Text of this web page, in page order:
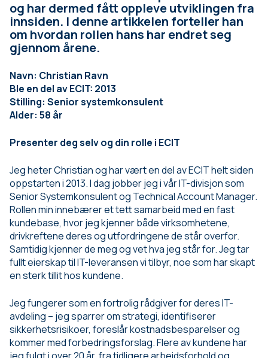
og har dermed fått oppleve utviklingen fra
innsiden. I denne artikkelen forteller han
om hvordan rollen hans har endret seg
gjennom årene.
Navn: Christian Ravn
Ble en del av ECIT: 2013
Stilling: Senior systemkonsulent
Alder: 58 år
Presenter deg selv og din rolle i ECIT
Jeg heter Christian og har vært en del av ECIT helt siden
oppstarten i 2013. I dag jobber jeg i vår IT-divisjon som
Senior Systemkonsulent og Technical Account Manager.
Rollen min innebærer et tett samarbeid med en fast
kundebase, hvor jeg kjenner både virksomhetene,
drivkreftene deres og utfordringene de står overfor.
Samtidig kjenner de meg og vet hva jeg står for. Jeg tar
fullt eierskap til IT-leveransen vi tilbyr, noe som har skapt
en sterk tillit hos kundene.
Jeg fungerer som en fortrolig rådgiver for deres IT-
avdeling – jeg sparrer om strategi, identifiserer
sikkerhetsrisikoer, foreslår kostnadsbesparelser og
kommer med forbedringsforslag. Flere av kundene har